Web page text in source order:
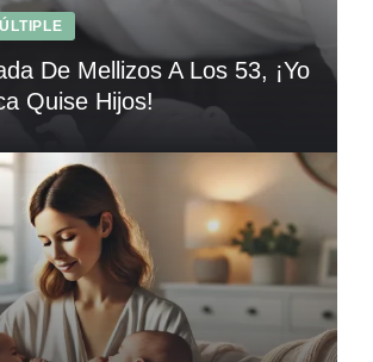
De Mellizos A Los 53, ¡Yo
Quise Hijos!